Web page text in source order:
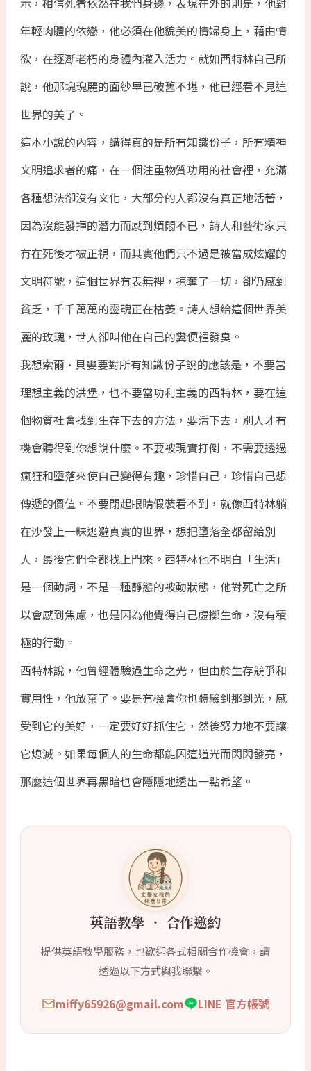
年輕肉體的依戀，他必須在他貌美的情婦身上，藉由情
欲，在逐漸老朽的身體內灌入活力。就如西特林自己所
說，他那塊瑰麗的面紗早已破舊不堪，他已經看不見這
世界的美了。
這本小說的內容，講得真的是所有知識份子，所有精神
文明追求者的痛，在一個注重物質功用的社會裡，充滿
各種想法卻沒有文化，大部分的人都沒有真正地活著，
因為沒能發揮的潛力而感到煩悶不已，詩人和藝術家只
有在死後才被正視，而其實他們只不過是被當成炫耀的
文明符號，這個世界有表無裡，掠奪了一切，卻仍感到
貧乏，千千萬萬的靈魂正在枯萎。詩人想給這個世界美
麗的玫瑰，世人卻叫他在自己的糞便裡發臭。
我想索爾•貝婁要對所有知識份子說的應該是，不要當
理想主義的洪堡，也不要當功利主義的西特林，要在這
個物質社會找到生存下去的方法，要活下去，別人才有
機會聽得到你想說什麼。不要被現實打倒，不需要透過
瘋狂和墮落來使自己變得有趣，珍惜自己，珍惜自己想
傳遞的價值。不要閉起眼睛假裝看不到，就像西特林躺
在沙發上一昧逃避真實的世界，想把墮落全都留給別
人，最後它們全都找上門來。西特林他不明白「生活」
是一個動詞，不是一種靜態的被動狀態，他對死亡之所
以會感到焦慮，也是因為他覺得自己虛擲生命，沒有積
極的行動。
西特林說，他曾經體驗過生命之光，但由於生存競爭和
實用性，他放棄了。要是有機會你也體驗到那到光，感
受到它的美好，一定要好好抓住它，然後努力地不要讓
它熄滅。如果每個人的生命都能因這道光而閃閃發亮，
那麼這個世界再黑暗也會隱隱地透出一點希望。
英語教學 ‧ 合作邀約
提供英語教學服務，也歡迎各式相關合作機會，請
透過以下方式與我聯繫。
miffy65926@gmail.com LINE 官方帳號